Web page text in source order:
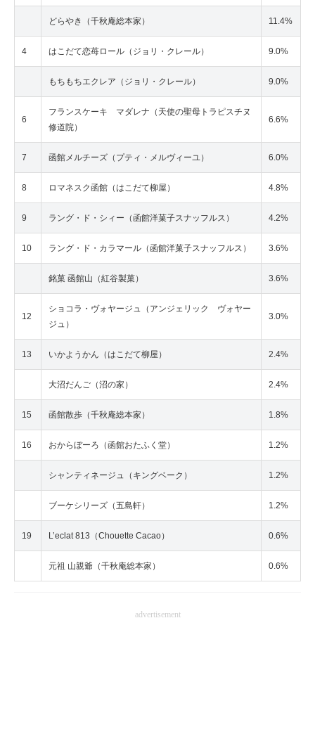
どらやき（千秋庵総本家） 11.4%
4 はこだて恋苺ロール（ジョリ・クレール） 9.0%
もちもちエクレア（ジョリ・クレール） 9.0%
6
フランスケーキ マダレナ（天使の聖母トラピスチヌ
修道院）
6.6%
7 函館メルチーズ（プティ・メルヴィーユ） 6.0%
8 ロマネスク函館（はこだて柳屋） 4.8%
9 ラング・ド・シィー（函館洋菓子スナッフルス） 4.2%
10 ラング・ド・カラマール（函館洋菓子スナッフルス） 3.6%
銘菓 函館山（紅谷製菓） 3.6%
12
ショコラ・ヴォヤージュ（アンジェリック ヴォヤー
ジュ）
3.0%
13 いかようかん（はこだて柳屋） 2.4%
大沼だんご（沼の家） 2.4%
15 函館散歩（千秋庵総本家） 1.8%
16 おからぼーろ（函館おたふく堂） 1.2%
シャンティネージュ（キングベーク） 1.2%
ブーケシリーズ（五島軒） 1.2%
19 L’eclat 813（Chouette Cacao） 0.6%
元祖 山親爺（千秋庵総本家） 0.6%
advertisement